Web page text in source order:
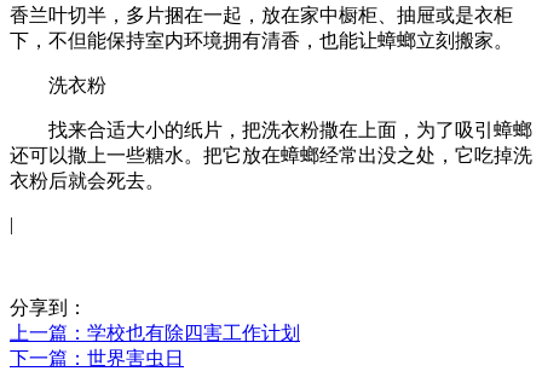
香兰叶切半，多片捆在一起，放在家中橱柜、抽屉或是衣柜
下，不但能保持室内环境拥有清香，也能让蟑螂立刻搬家。
洗衣粉
找来合适大小的纸片，把洗衣粉撒在上面，为了吸引蟑螂
还可以撒上一些糖水。把它放在蟑螂经常出没之处，它吃掉洗
衣粉后就会死去。
|
分享到：
上一篇 ：学校也有除四害工作计划
下一篇 ：世界害虫日